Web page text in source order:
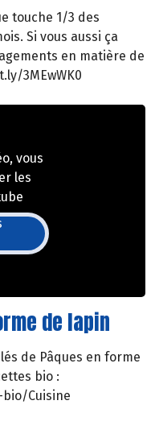
touche 1/3 des
Si vous aussi ça
en matière de
3MEwWK0
vous
les
de lapin
de Pâques en forme
bio :
Cuisine